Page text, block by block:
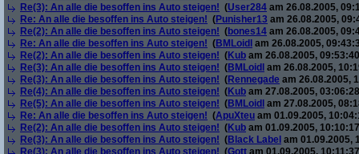
Re(3): An alle die besoffen ins Auto steigen! (User284 am 26.08.2005,
Re: An alle die besoffen ins Auto steigen! (Punisher13 am 26.08.2005,
Re(2): An alle die besoffen ins Auto steigen! (bones14 am 26.08.2005,
Re: An alle die besoffen ins Auto steigen! (BMLoidl am 26.08.2005,
Re(2): An alle die besoffen ins Auto steigen! (Kub am 26.08.2005,
Re(3): An alle die besoffen ins Auto steigen! (BMLoidl am 26.08.2005,
Re(3): An alle die besoffen ins Auto steigen! (Rennegade am 26.08.2005,
Re(4): An alle die besoffen ins Auto steigen! (Kub am 27.08.2005,
Re(5): An alle die besoffen ins Auto steigen! (BMLoidl am 27.08.2005,
Re: An alle die besoffen ins Auto steigen! (ApuXteu am 01.09.2005,
Re(2): An alle die besoffen ins Auto steigen! (Kub am 01.09.2005,
Re(3): An alle die besoffen ins Auto steigen! (Black Label am 01.09.2005,
Re(3): An alle die besoffen ins Auto steigen! (Gott am 01.09.2005,